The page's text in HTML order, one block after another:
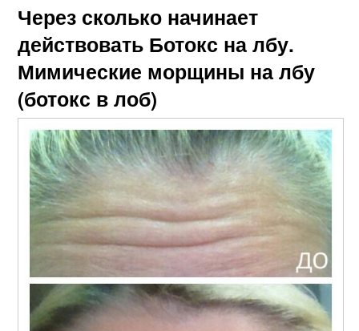
Через сколько начинает
действовать Ботокс на лбу.
Мимические морщины на лбу
(ботокс в лоб)